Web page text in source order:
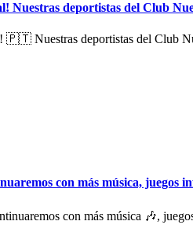
Nuestras deportistas del Club
🇵🇹 Nuestras deportistas del Club
con más música, juegos
con más música 🎶,